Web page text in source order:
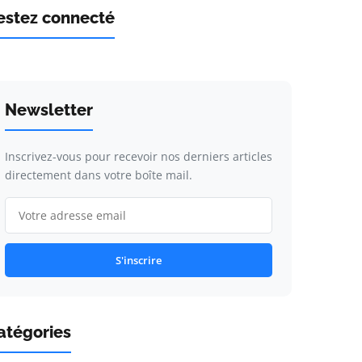
connecté
Newsletter
Inscrivez-vous pour recevoir nos derniers articles
directement dans votre boîte mail.
S'inscrire